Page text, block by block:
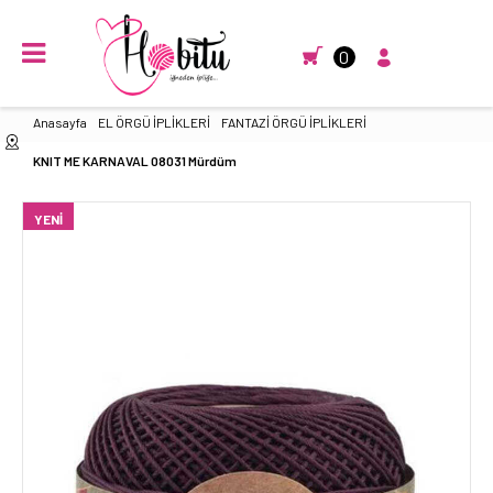
0
Anasayfa EL ÖRGÜ İPLİKLERİ FANTAZİ ÖRGÜ İPLİKLERİ
KNIT ME KARNAVAL 08031 Mürdüm
YENI